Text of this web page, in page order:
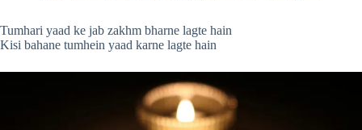
Tumhari yaad ke jab zakhm bharne lagte hain
Kisi bahane tumhein yaad karne lagte hain